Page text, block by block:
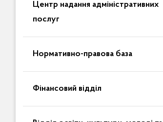
Центр надання адміністративних
послуг
Нормативно-правова база
Фінансовий відділ